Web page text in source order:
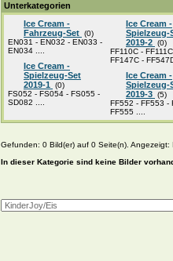
Unterkategorien
Ice Cream -
Fahrzeug-Set (0)
EN031 - EN032 - EN033 -
EN034 ....
Ice Cream -
Spielzeug-Set
2019-1 (0)
FS052 - FS054 - FS055 -
SD082 ....
Ice Cream -
Spielzeug-
2019-2 (0)
FF110C -
FF147C -
Ice Cream -
Spielzeug-
2019-3 (5)
FF552 - FF553 -
FF555 ....
Gefunden: 0 Bild(er) auf 0 Seite(n). Angezeigt:
In dieser Kategorie sind keine Bilder